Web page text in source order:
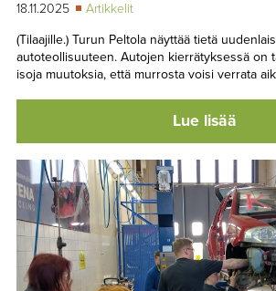
18.11.2025
Artikkelit
(Tilaajille.) Turun Peltola näyttää tietä
autoteollisuuteen. Autojen kierrätyksessä on
isoja muutoksia, että murrosta voisi verrata
Lue lisää